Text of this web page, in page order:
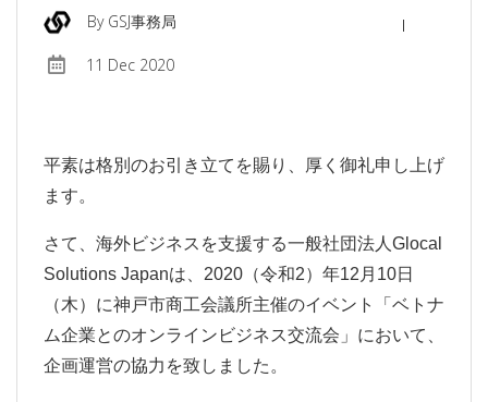
By GSJ事務局
11 Dec 2020
平素は格別のお引き立てを賜り、厚く御礼申し上げ
ます。
さて、海外ビジネスを支援する一般社団法人Glocal
Solutions Japanは、2020（令和2）年12月10日
（木）に神戸市商工会議所主催のイベント「ベトナ
ム企業とのオンラインビジネス交流会」において、
企画運営の協力を致しました。